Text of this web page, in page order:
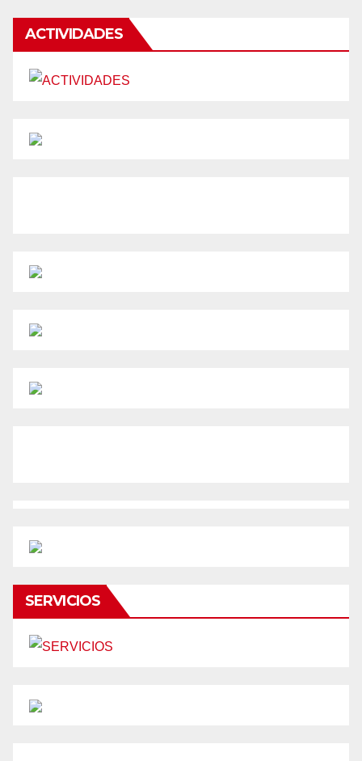
ACTIVIDADES
SERVICIOS